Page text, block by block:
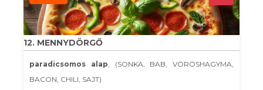
12. MENNYDÖRGŐ
paradicsomos alap, (SONKA, BAB, VÖRÖSHAGYMA,
BACON, CHILI, SAJT)